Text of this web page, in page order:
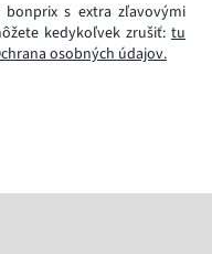
s extra zľavovými
kedykoľvek zrušiť: tu
osobných údajov.